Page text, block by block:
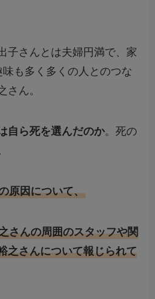
子さんとは夫婦円満で、家
も多く多くの人とのつな
さん。
自ら死を選んだのか。死の
原因について、
さんの周囲のスタッフや関
之さんについて報じられて